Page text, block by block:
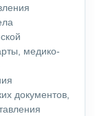
медико-
документов,